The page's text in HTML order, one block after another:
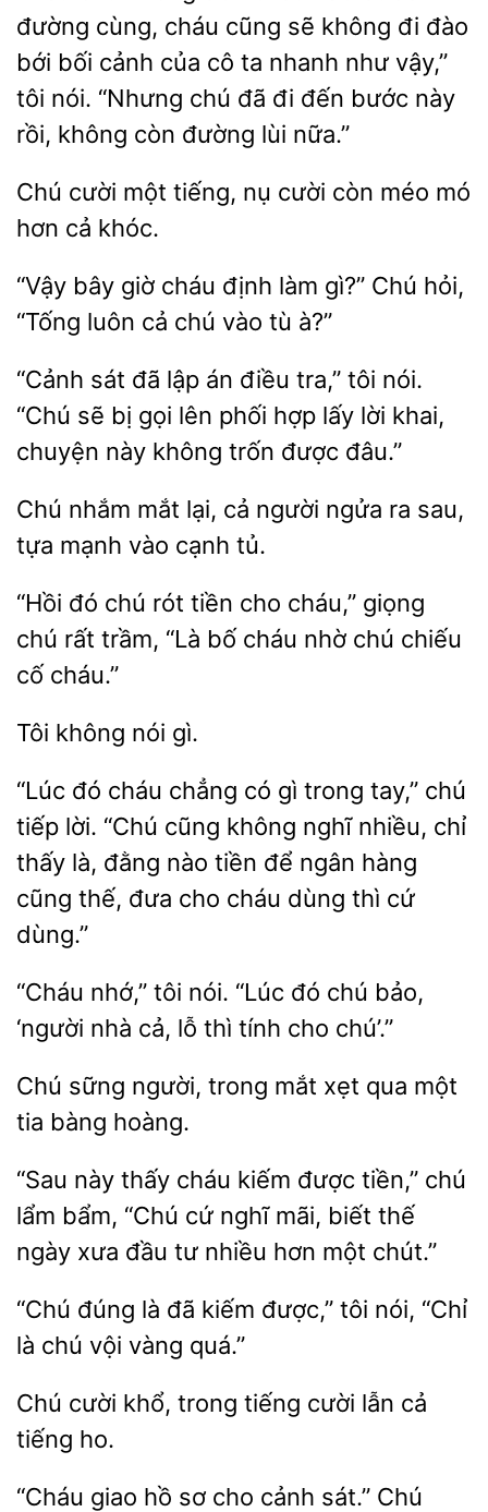
đường cùng, cháu
sẽ không đi đào
bới bối cảnh của cô ta nhanh như vậy,”
nói. “Nhưng chú đã đi
bước này
rồi, không còn đường lùi nữa.”
Chú cười tiếng, nụ cười
mó
hơn cả khóc.
“Vậy bây giờ cháu định gì?”
hỏi,
“Tống luôn
chú vào tù à?”
“Cảnh sát đã lập án điều tra,” tôi nói.
“Chú sẽ bị
lên phối hợp lấy lời
chuyện này
trốn được đâu.”
Chú
lại, cả người ngửa ra
tựa mạnh vào cạnh tủ.
“Hồi đó chú rót tiền cho cháu,” giọng
chú
“Là bố cháu
chú chiếu
cố cháu.”
không
“Lúc đó cháu chẳng có gì trong tay,” chú
tiếp lời.
cũng không nghĩ nhiều, chỉ
thấy là, đằng nào tiền
ngân hàng
cũng thế, đưa cho cháu dùng thì cứ
“Cháu nhớ,” tôi nói. “Lúc
chú bảo,
‘người
lỗ thì tính cho chú’.”
Chú sững người,
mắt xẹt qua
tia
hoàng.
này thấy cháu kiếm được tiền,” chú
lẩm bẩm, “Chú cứ nghĩ mãi, biết
ngày xưa đầu
nhiều hơn một chút.”
đúng là đã kiếm được,” tôi nói, “Chỉ
là
vội quá.”
Chú khổ, trong tiếng
cả
tiếng ho.
“Cháu giao hồ sơ
sát.”